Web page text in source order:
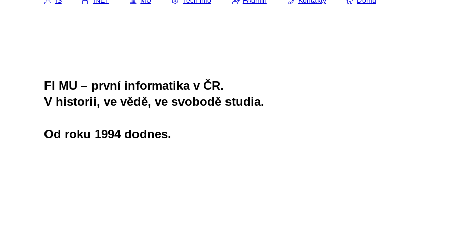
FI MU – první informatika v ČR.
V historii, ve vědě, ve svobodě studia.
Od roku 1994 dodnes.